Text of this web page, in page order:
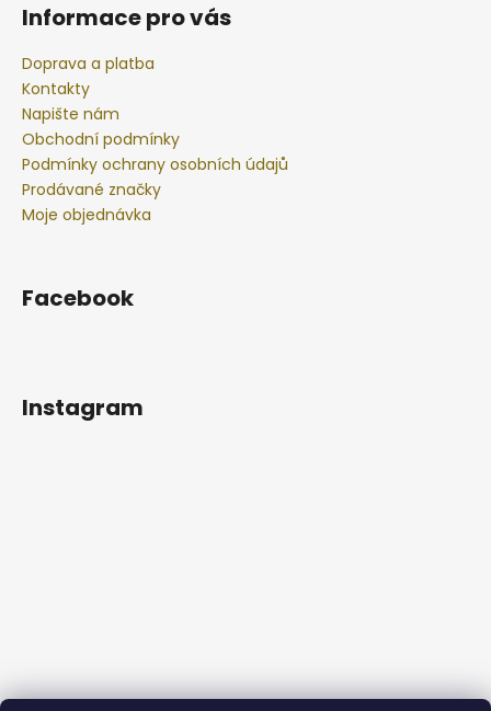
Informace pro vás
Doprava a platba
Kontakty
Napište nám
Obchodní podmínky
Podmínky ochrany osobních údajů
Prodávané značky
Moje objednávka
Facebook
Instagram